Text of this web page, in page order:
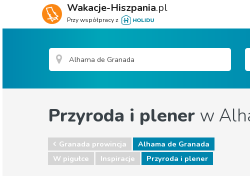
Wakacje-Hiszpania.pl
Przy współpracy z
Przyroda i plener w
Granada prowincja
Alhama de Granada
W pigułce
Inspiracje Przyroda i plener